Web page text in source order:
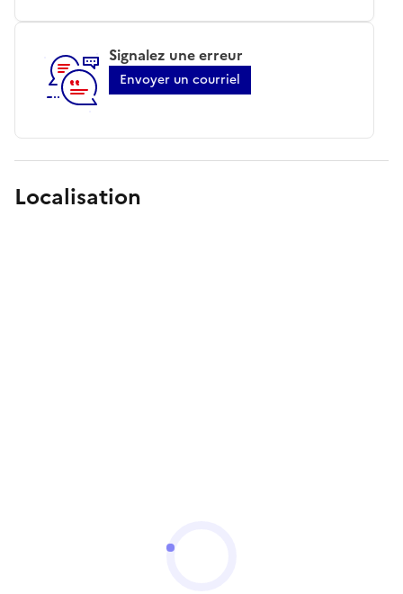
Signalez une erreur
Envoyer un courriel
Localisation